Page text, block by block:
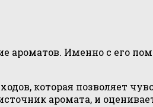
ароматов. Именно с его
которая позволяет
аромата, и